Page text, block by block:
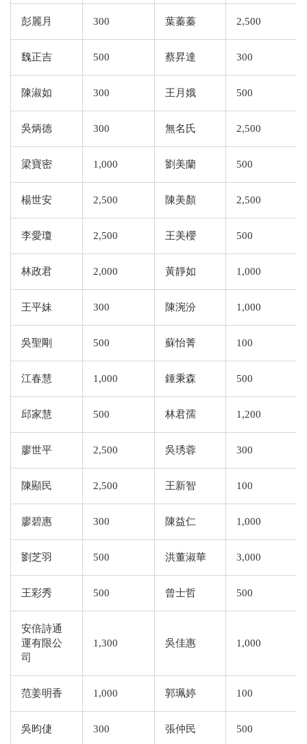
彭麗月 300 葉蓁蓁 2,500
魏正吉 500 蔡昇達 300
陳淑如 300 王月娥 500
吳炳德 300 無名氏 2,500
梁寶密 1,000 劉美蘭 500
楊世安 2,500 陳美顏 2,500
李愛瓊 2,500 王美櫻 500
林政君 2,000 黃靜如 1,000
王平妹 300 陳涴汾 1,000
吳聖剛 500 蘇怡菁 100
江春慧 1,000 鍾秉森 500
邱家慧 500 林君孺 1,200
廖世平 2,500 吳琇蓉 300
陳顯民 2,500 王新智 100
廖碧惠 300 陳益仁 1,000
劉芝羽 500 洪董淑華 3,000
王彩秀 500 曾士哲 500
安倍詩通
運有限公
司
1,300 吳佳惠 1,000
范姜明香 1,000 郭珮婷 100
吳昀倢 300 張仲民 500